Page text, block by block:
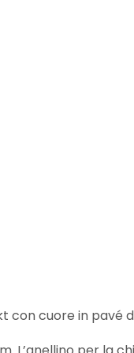
con cuore in pavé